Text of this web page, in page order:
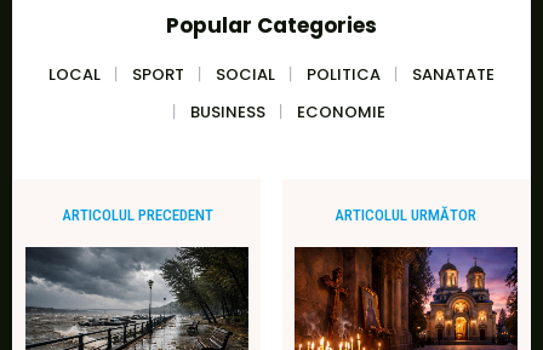
Popular Categories
LOCAL SPORT SOCIAL POLITICA
SANATATE
BUSINESS
ECONOMIE
ARTICOLUL PRECEDENT ARTICOLUL URMĂTOR